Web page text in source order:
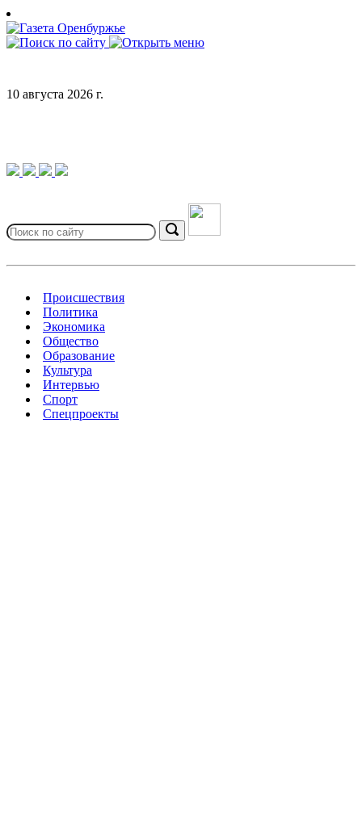
Skip
to
content
10 августа 2026 г.
for:
Search
Происшествия
Политика
Экономика
Общество
Образование
Культура
Интервью
Спорт
Спецпроекты